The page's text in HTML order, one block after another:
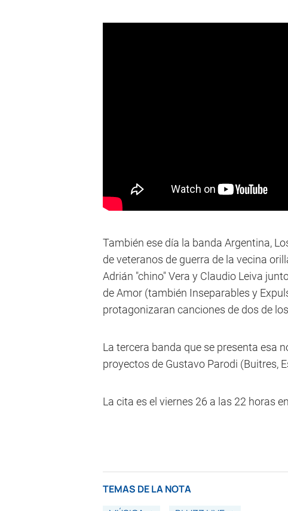
También ese día la banda Argentina,
de veteranos de guerra de la vecina
Adrián "chino" Vera y Claudio Leiva
de Amor (también Inseparables y
protagonizaran canciones de dos de
La tercera banda que se presenta esa
proyectos de Gustavo Parodi (Buitres,
La cita es el viernes 26 a las 22 horas
TEMAS DE LA NOTA